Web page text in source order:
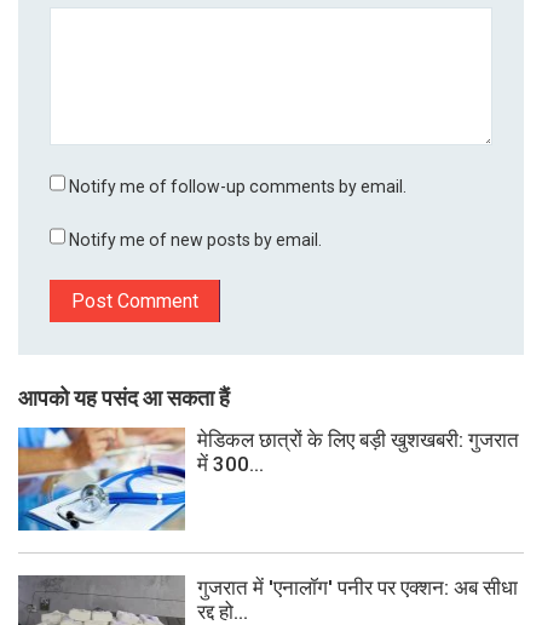
Notify me of follow-up comments by email.
Notify me of new posts by email.
आपको यह पसंद आ सकता हैं
मेडिकल छात्रों के लिए बड़ी खुशखबरी: गुजरात
में 300...
गुजरात में 'एनालॉग' पनीर पर एक्शन: अब सीधा
रद्द हो...